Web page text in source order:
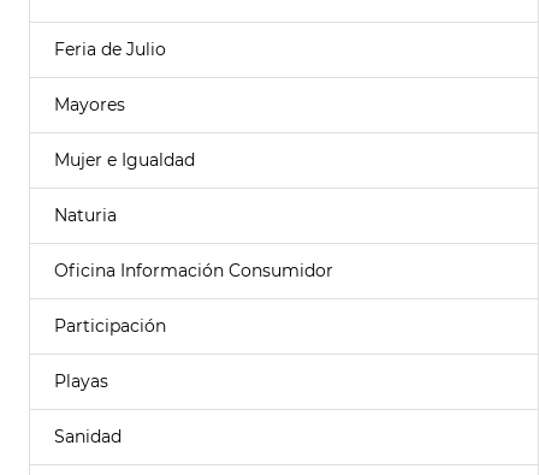
Feria de Julio
Mayores
Mujer e Igualdad
Naturia
Oficina Información Consumidor
Participación
Playas
Sanidad